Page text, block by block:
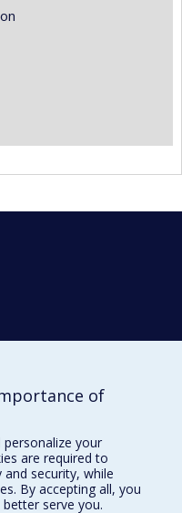
of
your
are required to
and security, while
By accepting all, you
serve you.